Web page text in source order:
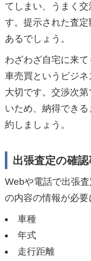
てしまい、うまく
す。提示された査
あるでしょう。
わざわざ自宅に来
車売買というビジ
大切です。交渉次
いため、納得でき
約しましょう。
出張査定の確認
Webや電話で出張
の内容の情報が必要
車種
年式
走行距離